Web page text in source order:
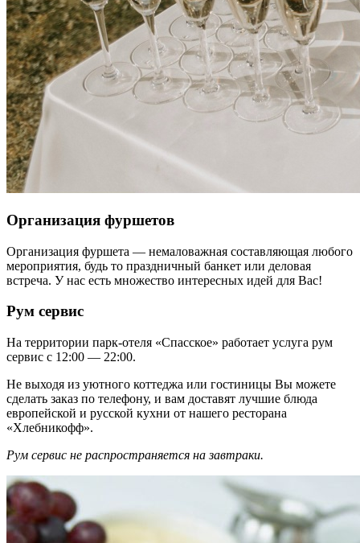
Организация фуршетов
Организация фуршета — немаловажная составляющая любого
мероприятия, будь то праздничный банкет или деловая
встреча. У нас есть множество интересных идей для Вас!
Рум сервис
На территории парк-отеля «Спасское» работает услуга рум
сервис с 12:00 — 22:00.
Не выходя из уютного коттеджа или гостиницы Вы можете
сделать заказ по телефону, и вам доставят лучшие блюда
европейской и русской кухни от нашего ресторана
«Хлебникофф».
Рум сервис не распространяется на завтраки.